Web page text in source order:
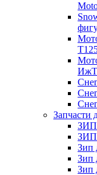
Запчасти
ЗИП
ЗИП
Зип
Зип
Зип